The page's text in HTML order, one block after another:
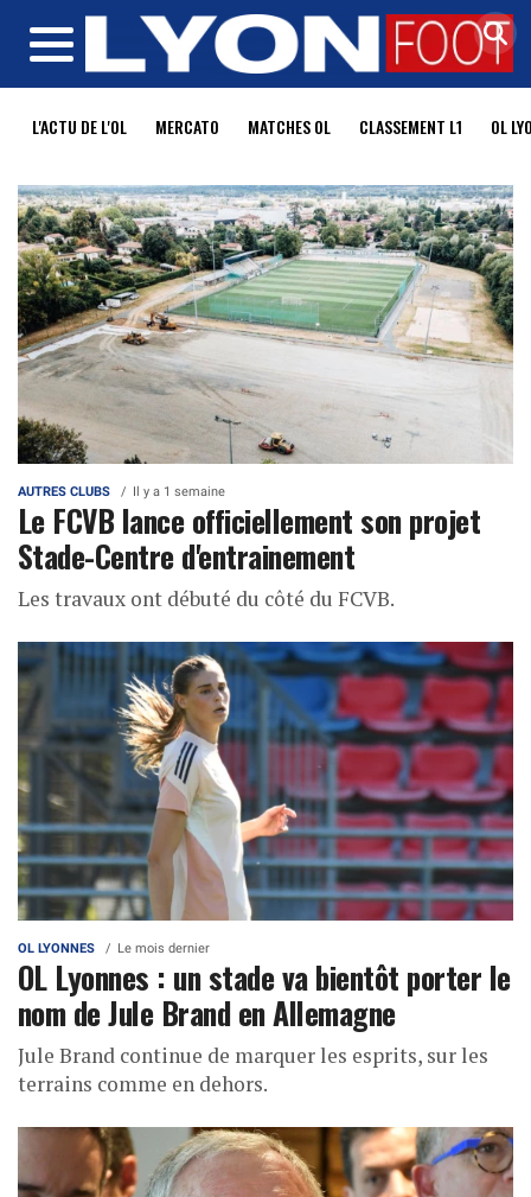
MENU
L'ACTU DE L'OL MERCATO MATCHES OL CLASSEMENT L1 OL
AUTRES CLUBS Il y a 1 semaine
Le FCVB lance officiellement son projet
Stade-Centre d'entrainement
Les travaux ont débuté du côté du FCVB.
OL LYONNES Le mois dernier
OL Lyonnes : un stade va bientôt porter le
nom de Jule Brand en Allemagne
Jule Brand continue de marquer les esprits, sur les
terrains comme en dehors.